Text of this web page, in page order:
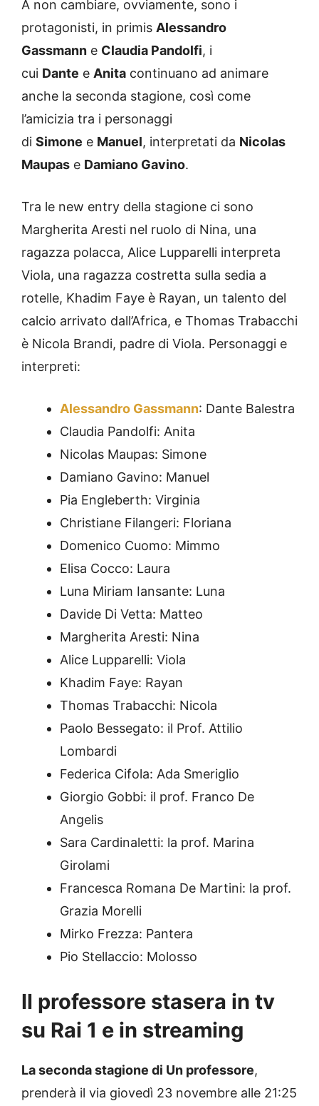
A non cambiare, ovviamente, sono i
protagonisti, in primis Alessandro
Gassmann e Claudia Pandolfi, i
cui Dante e Anita continuano ad animare
anche la seconda stagione, così come
l’amicizia tra i personaggi
di Simone e Manuel, interpretati da Nicolas
Maupas e Damiano Gavino.
Tra le new entry della stagione ci sono
Margherita Aresti nel ruolo di Nina, una
ragazza polacca, Alice Lupparelli interpreta
Viola, una ragazza costretta sulla sedia a
rotelle, Khadim Faye è Rayan, un talento del
calcio arrivato dall’Africa, e Thomas Trabacchi
è Nicola Brandi, padre di Viola. Personaggi e
interpreti:
Alessandro Gassmann: Dante Balestra
Claudia Pandolfi: Anita
Nicolas Maupas: Simone
Damiano Gavino: Manuel
Pia Engleberth: Virginia
Christiane Filangeri: Floriana
Domenico Cuomo: Mimmo
Elisa Cocco: Laura
Luna Miriam Iansante: Luna
Davide Di Vetta: Matteo
Margherita Aresti: Nina
Alice Lupparelli: Viola
Khadim Faye: Rayan
Thomas Trabacchi: Nicola
Paolo Bessegato: il Prof. Attilio
Lombardi
Federica Cifola: Ada Smeriglio
Giorgio Gobbi: il prof. Franco De
Angelis
Sara Cardinaletti: la prof. Marina
Girolami
Francesca Romana De Martini: la prof.
Grazia Morelli
Mirko Frezza: Pantera
Pio Stellaccio: Molosso
Il professore stasera in tv
su Rai 1 e in streaming
La seconda stagione di Un professore,
prenderà il via giovedì 23 novembre alle 21:25